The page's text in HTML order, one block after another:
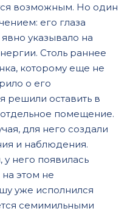
возможным. Но один
его глаза
указывало на
Столь раннее
которому еще не
о его
решили оставить в
помещение.
для него создали
и наблюдения.
него появилась
этом не
уже исполнился
семимильными